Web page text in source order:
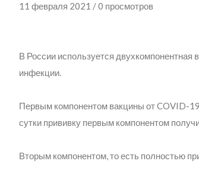
11 февраля 2021 / 0 просмотров
В России используется двухкомпонентная
инфекции.
Первым компонентом вакцины от COVID-
сутки прививку первым компонентом
Вторым компонентом, то есть полностью